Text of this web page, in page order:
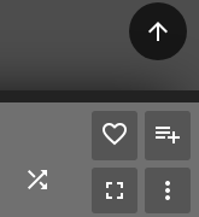
arrow_upward
shuffle fullscreen more_vert